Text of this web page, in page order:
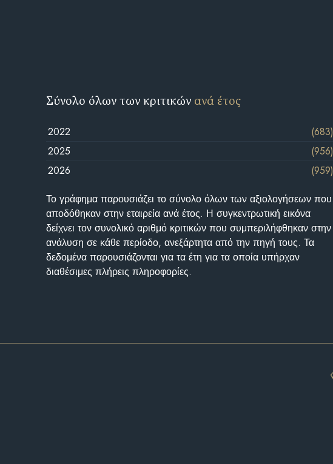
Σύνολο όλων των κριτικών ανά έτος
2022
(683)
2025
(956)
2026
(959)
Το γράφημα παρουσιάζει το σύνολο όλων των αξιολογήσεων που
αποδόθηκαν στην εταιρεία ανά έτος. Η συγκεντρωτική εικόνα
δείχνει τον συνολικό αριθμό κριτικών που συμπεριλήφθηκαν στην
ανάλυση σε κάθε περίοδο, ανεξάρτητα από την πηγή τους. Τα
δεδομένα παρουσιάζονται για τα έτη για τα οποία υπήρχαν
διαθέσιμες πλήρεις πληροφορίες.